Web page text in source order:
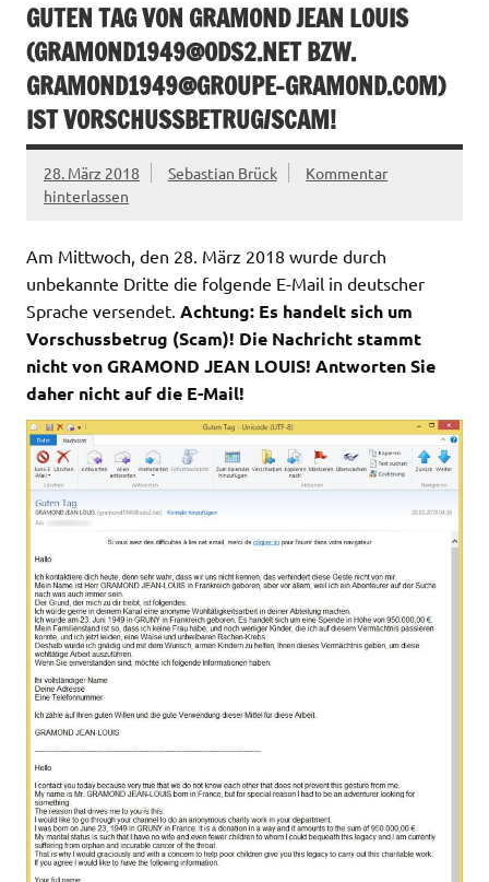
GUTEN TAG VON GRAMOND JEAN LOUIS
(GRAMOND1949@ODS2.NETBZW.
GRAMOND1949@GROUPE-GRAMOND.COM)
IST VORSCHUSSBETRUG/SCAM!
28. März 2018 Sebastian Brück
Kommentar
hinterlassen
Am Mittwoch, den 28. März 2018 wurde durch
unbekannte Dritte die folgende E-Mail in deutscher
Sprache versendet. Achtung: Es handelt sich um
Vorschussbetrug (Scam)! Die Nachricht stammt
nicht von GRAMOND JEAN LOUIS! Antworten Sie
daher nicht auf die E-Mail!